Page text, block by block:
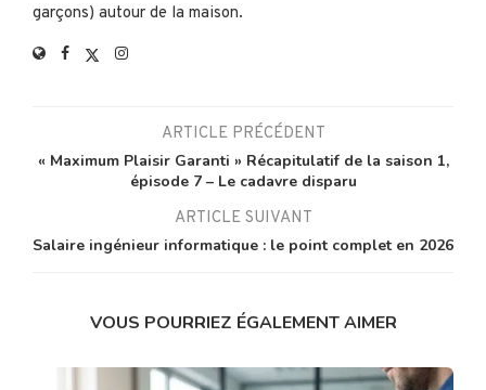
garçons) autour de la maison.
ARTICLE PRÉCÉDENT
« Maximum Plaisir Garanti » Récapitulatif de la saison 1,
épisode 7 – Le cadavre disparu
ARTICLE SUIVANT
Salaire ingénieur informatique : le point complet en 2026
VOUS POURRIEZ ÉGALEMENT AIMER